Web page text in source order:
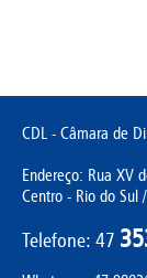
CDL - Câmara de
Endereço: Rua XV
Centro - Rio do Sul
Telefone: 47